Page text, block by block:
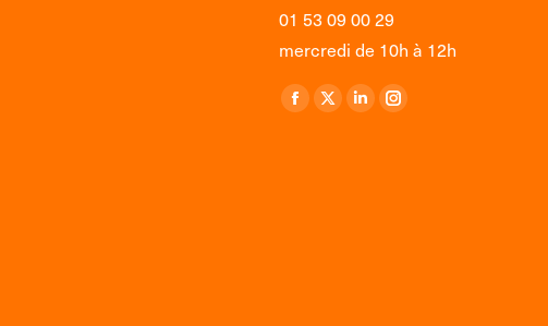
01 53 09 00 29
mercredi de 10h à 12h
Retrouvez-nous sur :
La
La
La
La